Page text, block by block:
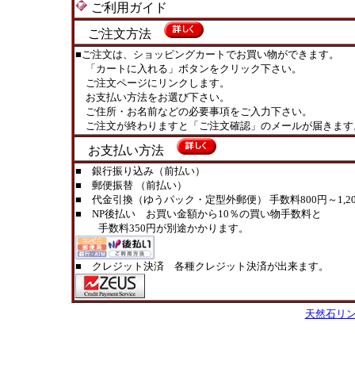
ご利用ガイド
ご注文方法
■ご注文は、ショッピングカートでお買い物ができます。
「カートに入れる」ボタンをクリック下さい。
ご注文ページにリンクします。
お支払い方法をお選び下さい。
ご住所・お名前などの必要事項をご入力下さい。
ご注文が終わりますと「ご注文確認」のメールが届きま
お支払い方法
■ 銀行振り込み（前払い）
■ 郵便振替 （前払い）
■ 代金引換（ゆうパック・定型外郵便） 手数料800円～
■ NP後払い お買い金額から10％の買い物手数料と
手数料350円が別途かかります。
■ クレジット決済 各種クレジット決済が出来ます。
天然石リ